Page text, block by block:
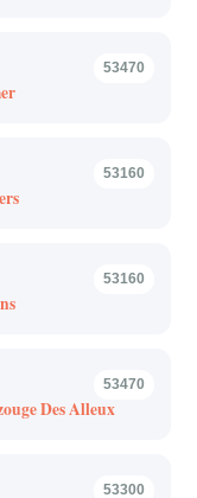
53470
53160
53160
53470
Des Alleux
53300